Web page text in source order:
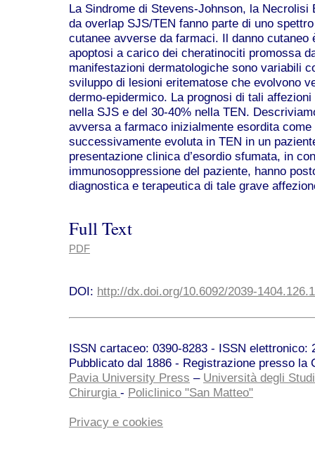
La Sindrome di Stevens-Johnson, la
da overlap SJS/TEN fanno parte di uno
cutanee avverse da farmaci. Il danno cutaneo
apoptosi a carico dei cheratinociti promossa
manifestazioni dermatologiche sono variabili
sviluppo di lesioni eritematose che evolvono
dermo-epidermico. La prognosi di tali
nella SJS e del 30-40% nella TEN.
avversa a farmaco inizialmente esordita
successivamente evoluta in TEN in un
presentazione clinica d’esordio sfumata, in
immunosoppressione del paziente, hanno
diagnostica e terapeutica di tale grave
Full Text
PDF
DOI: http://dx.doi.org/10.6092/2039-
ISSN cartaceo: 0390-8283 - ISSN
Pubblicato dal 1886 - Registrazione presso la
Pavia University Press – Università degli
Chirurgia - Policlinico "San Matteo"
Privacy e cookies